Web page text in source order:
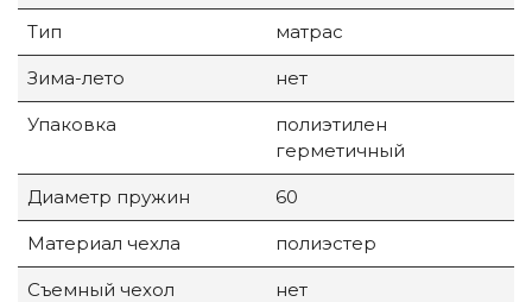
Тип матрас
Зима-лето нет
Упаковка
полиэтилен
герметичный
Диаметр пружин 60
Материал чехла полиэстер
Съемный чехол нет